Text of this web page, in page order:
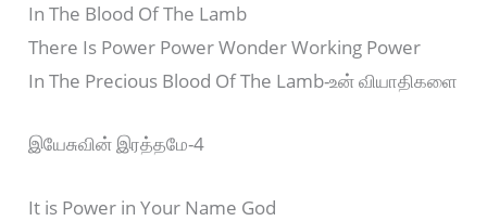
In The Blood Of The Lamb
There Is Power Power Wonder Working Power
In The Precious Blood Of The Lamb-உன் வியாதிகளை
இயேசுவின் இரத்தமே-4
It is Power in Your Name God